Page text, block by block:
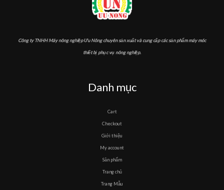
Công ty TNHH Máy nông nghiệp Ưu Nông chuyên sản xuất và cung cấp các sản phẩm máy móc
thiết bị phục vụ nông nghiệp.
Danh mục
Cart
Checkout
Giới thiệu
My account
Sản phẩm
Trang chủ
Trang Mẫu